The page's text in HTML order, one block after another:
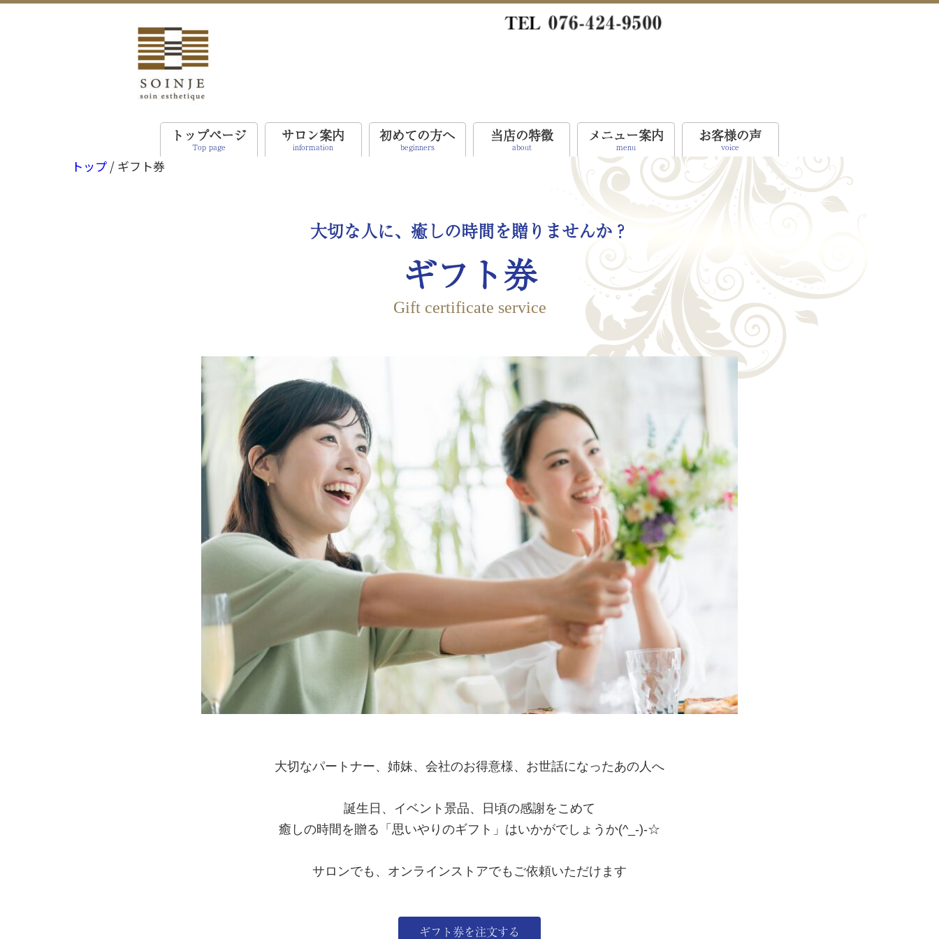
トップページ
Top page
サロン案内
information
初めての方へ
beginners
当店の特徴
about
ワンダーシェイプ
WONDER SHAPE
メニュー案内
menu
お客様の声
voice
トップ / ギフト券
大切な人に、癒しの時間を贈りませんか？
ギフト券
Gift certificate service
大切なパートナー、姉妹、会社のお得意様、お世話になったあの人へ
誕生日、イベント景品、日頃の感謝をこめて
癒しの時間を贈る「思いやりのギフト」はいかがでしょうか(^_-)-☆
サロンでも、オンラインストアでもご依頼いただけます
ギフト券を注文する